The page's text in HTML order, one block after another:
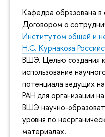
Кафедра образована в
Договором о
Институтом общей и
Н.С. Курнакова
ВШЭ. Целью создания
использование
потенциала ведущих
РАН для организации
ВШЭ научно-
уровня по
материалах.